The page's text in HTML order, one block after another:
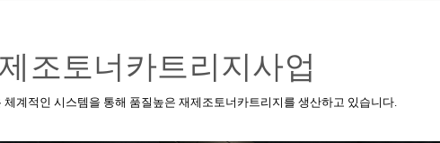
조토너카트리지사업
체계적인 시스템을 통해 품질높은 재제조토너카트리지를 생산하고 있습니다.